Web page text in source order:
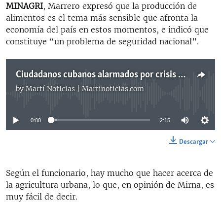
MINAGRI, Marrero expresó que la producción de
alimentos es el tema más sensible que afronta la
economía del país en estos momentos, e indicó que
constituye “un problema de seguridad nacional”.
Ciudadanos cubanos alarmados por crisis en los abastecimientos
by Martí Noticias | Martinoticias.com
No media source currently available
0:00 2:15
Descargar
Según el funcionario, hay mucho que hacer acerca de
la agricultura urbana, lo que, en opinión de Mirna, es
muy fácil de decir.